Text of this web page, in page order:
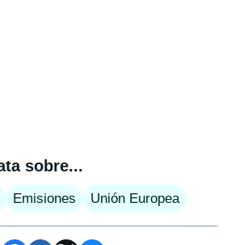
sobre...
Emisiones Unión Europea